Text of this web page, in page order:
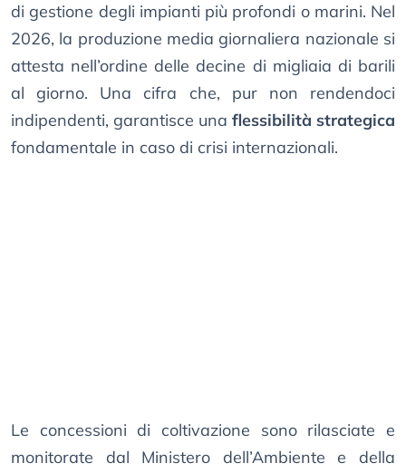
di gestione degli impianti più profondi o marini. Nel
2026, la produzione media giornaliera nazionale si
attesta nell’ordine delle decine di migliaia di barili
al giorno. Una cifra che, pur non rendendoci
indipendenti, garantisce una flessibilità strategica
fondamentale in caso di crisi internazionali.
Le concessioni di coltivazione sono rilasciate e
monitorate dal Ministero dell’Ambiente e della